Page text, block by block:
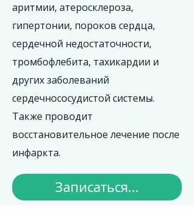
аритмии, атеросклероза,
гипертонии, пороков сердца,
сердечной недостаточности,
тромбофлебита, тахикардии и
других заболеваний
сердечнососудистой системы.
Также проводит
восстановительное лечение после
инфаркта.
Записаться...